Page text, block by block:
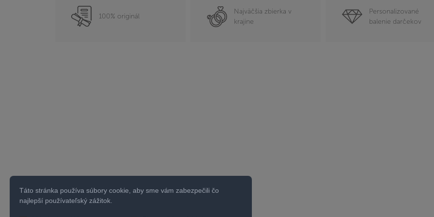
100% originál
Najväčšia zbierka v
krajine
Personalizované
balenie darčekov
Táto stránka používa súbory cookie, aby sme vám zabezpečili čo
najlepší používateľský zážitok.